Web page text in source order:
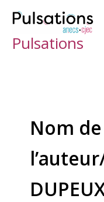
contenu
Pulsations
Nom de